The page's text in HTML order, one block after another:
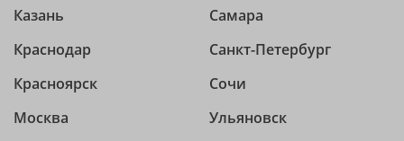
Казань
Краснодар
Красноярск
Москва
Самара
Санкт-Петербург
Сочи
Ульяновск